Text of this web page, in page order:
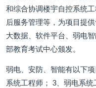
和综合协调楼宇自控系统
后服务管理等，为项目提
大数据、软件平台、弱电
部教育考试中心颁发。
弱电、安防、智能有以下
系统工程师； 3、弱电系统